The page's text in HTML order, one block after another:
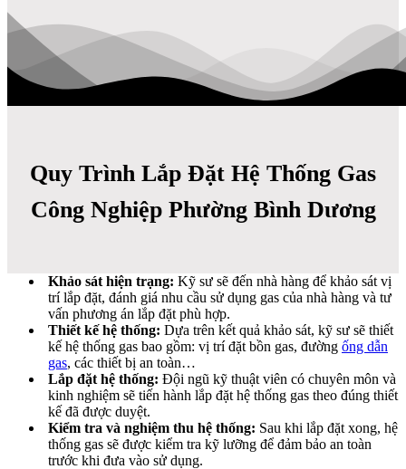
Quy Trình Lắp Đặt Hệ Thống Gas
Công Nghiệp Phường Bình Dương
Khảo sát hiện trạng: Kỹ sư sẽ đến nhà hàng để khảo sát vị
trí lắp đặt, đánh giá nhu cầu sử dụng gas của nhà hàng và tư
vấn phương án lắp đặt phù hợp.
Thiết kế hệ thống: Dựa trên kết quả khảo sát, kỹ sư sẽ thiết
kế hệ thống gas bao gồm: vị trí đặt bồn gas, đường ống dẫn
gas, các thiết bị an toàn…
Lắp đặt hệ thống: Đội ngũ kỹ thuật viên có chuyên môn và
kinh nghiệm sẽ tiến hành lắp đặt hệ thống gas theo đúng thiết
kế đã được duyệt.
Kiểm tra và nghiệm thu hệ thống: Sau khi lắp đặt xong, hệ
thống gas sẽ được kiểm tra kỹ lưỡng để đảm bảo an toàn
trước khi đưa vào sử dụng.